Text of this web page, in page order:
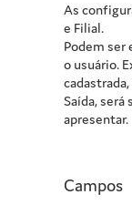
As
e Filial.
Podem ser
o usuário.
Saída,
apresentar.
Campos